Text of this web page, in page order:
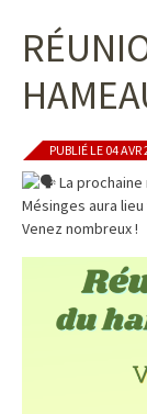
PUBLIÉ LE 04 AVR
La
Mésinges aura
Venez nombreux !